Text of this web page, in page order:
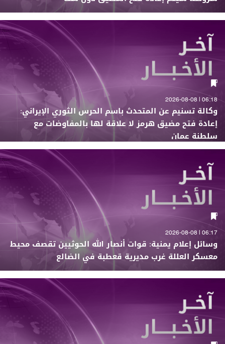
06:18 | 2026-08-08
وكالة تسنيم عن المتحدث باسم الحرس الثوري الإيراني:
إعادة فتح مضيق هرمز لا علاقة لها بالمفاوضات مع
سلطنة عمان
06:17 | 2026-08-08
وسائل إعلام يمنية: قوات أنصار الله الحوثيين تقصف محيط
معسكر العللة غرب مديرية قعطبة في الضالع